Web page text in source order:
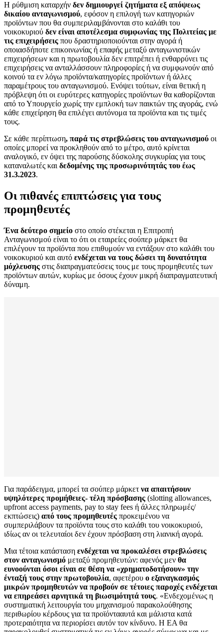
Η ρύθμιση καταρχήν δεν δημιουργεί ζητήματα εξ απόψεως
δικαίου ανταγωνισμού, εφόσον η επιλογή των κατηγοριών
προϊόντων που θα συμπεριλαμβάνονται στο καλάθι του
νοικοκυριού δεν είναι αποτέλεσμα συμφωνίας της Πολιτείας με
τις επιχειρήσεις που δραστηριοποιούνται στην αγορά ή
οποιασδήποτε επικοινωνίας ή επαφής μεταξύ ανταγωνιστικών
επιχειρήσεων και η πρωτοβουλία δεν επιτρέπει ή ενθαρρύνει τις
επιχειρήσεις να ανταλλάσσουν πληροφορίες ή να συμφωνούν από
κοινού τα εν λόγω προϊόντα/κατηγορίες προϊόντων ή άλλες
παραμέτρους του ανταγωνισμού. Ενόψει τούτων, είναι θετική η
πρόβλεψη ότι οι ευρύτερες κατηγορίες προϊόντων θα καθορίζονται
από το Υπουργείο χωρίς την εμπλοκή των παικτών της αγοράς, ενώ
κάθε επιχείρηση θα επιλέγει αυτόνομα τα προϊόντα και τις τιμές
τους.
Σε κάθε περίπτωση, παρά τις στρεβλώσεις του ανταγωνισμού οι
οποίες μπορεί να προκληθούν από το μέτρο, αυτό κρίνεται
αναλογικό, εν όψει της παρούσης δύσκολης συγκυρίας για τους
καταναλωτές και δεδομένης της προσωρινότητάς του έως
31.3.2023.
Οι πιθανές επιπτώσεις για τους
προμηθευτές
Ένα δεύτερο σημείο στο οποίο στέκεται η Επιτροπή
Ανταγωνισμού είναι το ότι οι εταιρείες σούπερ μάρκετ θα
επιλέγουν τα προϊόντα που επιθυμούν να εντάξουν στο καλάθι του
νοικοκυριού και αυτό ενδέχεται να τους δώσει τη δυνατότητα
μόχλευσης στις διαπραγματεύσεις τους με τους προμηθευτές των
προϊόντων αυτών, κυρίως με όσους έχουν μικρή διαπραγματευτική
δύναμη.
Για παράδειγμα, μπορεί τα σούπερ μάρκετ να απαιτήσουν
υψηλότερες προμήθειες- τέλη πρόσβασης (slotting allowances,
upfront access payments, pay to stay fees ή άλλες πληρωμές/
εκπτώσεις) από τους προμηθευτές προκειμένου να
συμπεριλάβουν τα προϊόντα τους στο καλάθι του νοικοκυριού,
ιδίως αν οι τελευταίοι δεν έχουν πρόσβαση στη λιανική αγορά.
Μια τέτοια κατάσταση ενδέχεται να προκαλέσει στρεβλώσεις
στον ανταγωνισμό μεταξύ προμηθευτών: αφενός μεν θα
ευνοούνται όσοι είναι σε θέση να «χρηματοδοτήσουν» την
ένταξή τους στην πρωτοβουλία, αφετέρου ο εξαναγκασμός
μικρών προμηθευτών να προβούν σε τέτοιες παροχές ενδέχεται
να επηρεάσει αρνητικά τη βιωσιμότητά τους. «Ενδεχομένως η
συστηματική λειτουργία του μηχανισμού παρακολούθησης
περιθωρίου κέρδους για τα προϊόντααυτά και μάλιστα κατά
προτεραιότητα να περιορίσει αυτόν τον κίνδυνο. Η ΕΑ θα